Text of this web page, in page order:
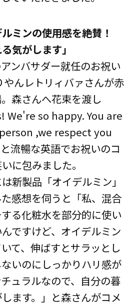
ミンの使用感を絶賛！
気がします」
ンバサダー就任のお祝い
やんレトリィバァさんが赤
森さんへ花束を渡し
We're so happy. You are
,we respect you
流暢な英語でお祝いのコ
に包みました。
新製品「オイデルミン」
感想を伺うと「私、混合
る化粧水を部分的に使い
ですけど、オイデルミン
て、伸ばすとサラッとし
いのにしっかりハリ感が
ュラルなので、自分の暮
ます。」と森さんがコメ